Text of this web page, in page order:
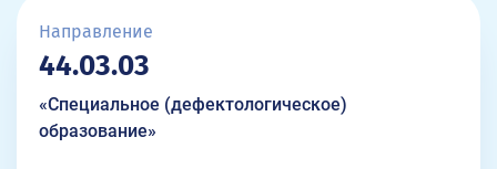
Направление
44.03.03
«Специальное (дефектологическое)
образование»